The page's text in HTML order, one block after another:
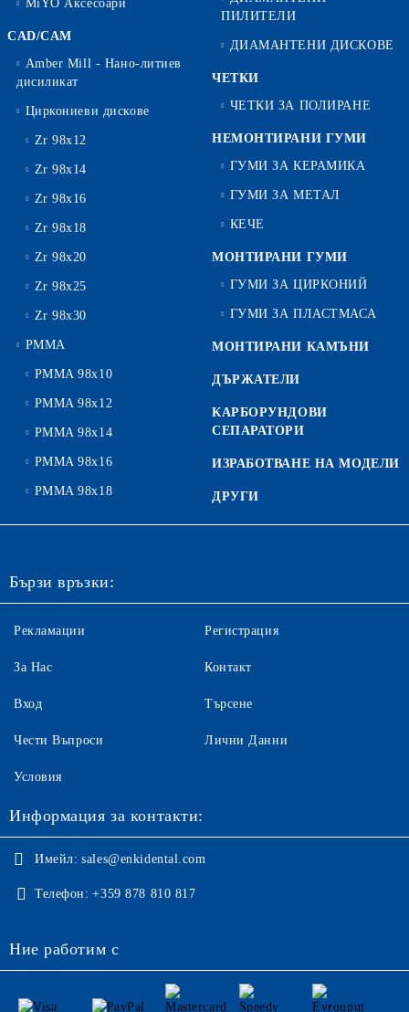
MiYO Аксесоари
CAD/CAM
Amber Mill - Нано-литиев
дисиликат
Циркониеви дискове
Zr 98x12
Zr 98x14
Zr 98x16
Zr 98x18
Zr 98x20
Zr 98x25
Zr 98x30
PMMA
PMMA 98x10
PMMA 98x12
PMMA 98x14
PMMA 98x16
PMMA 98x18
ПИЛИТЕЛИ
ДИАМАНТЕНИ ДИСКОВЕ
ЧЕТКИ
ЧЕТКИ ЗА ПОЛИРАНЕ
НЕМОНТИРАНИ ГУМИ
ГУМИ ЗА КЕРАМИКА
ГУМИ ЗА МЕТАЛ
КЕЧЕ
МОНТИРАНИ ГУМИ
ГУМИ ЗА ЦИРКОНИЙ
ГУМИ ЗА ПЛАСТМАСА
МОНТИРАНИ КАМЪНИ
ДЪРЖАТЕЛИ
КАРБОРУНДОВИ
СЕПАРАТОРИ
ИЗРАБОТВАНЕ НА МОДЕЛИ
ДРУГИ
Бързи връзки:
Рекламации
За Нас
Вход
Чести Въпроси
Регистрация
Контакт
Търсене
Лични Данни
Условия
Информация за контакти:
Имейл: sales@enkidental.com
Телефон: +359 878 810 817
Ние работим с